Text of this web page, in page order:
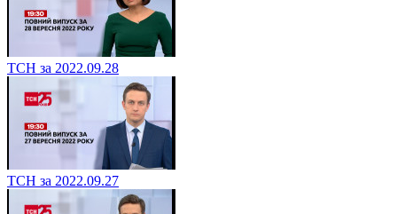
ТСН за 2022.09.28
ТСН за 2022.09.27